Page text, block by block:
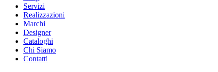
Servizi
Realizzazioni
Marchi
Designer
Cataloghi
Chi Siamo
Contatti